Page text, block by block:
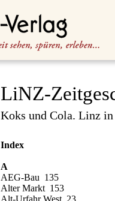
LiNZ-
Koks und Cola. Linz in
Index
A
AEG-Bau 135
Alter Markt 153
Alt-Urfahr West 23